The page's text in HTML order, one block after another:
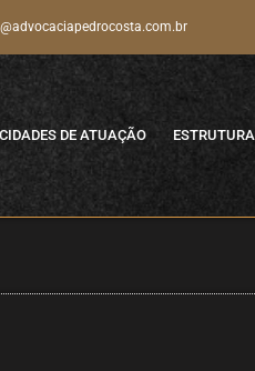
CIDADES DE ATUAÇÃO ESTRUTURA